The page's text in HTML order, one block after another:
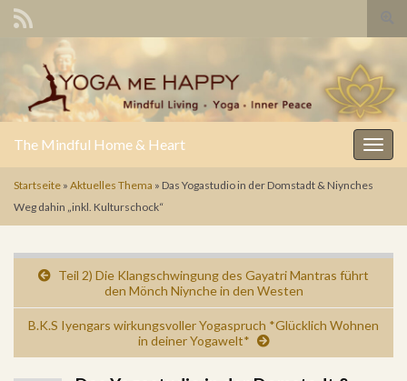
The Mindful Home & Heart
Startseite » Aktuelles Thema » Das Yogastudio in der Domstadt & Niynches
Weg dahin „inkl. Kulturschock“
Teil 2) Die Klangschwingung des Gayatri Mantras führt
den Mönch Niynche in den Westen
B.K.S Iyengars wirkungsvoller Yogaspruch *Glücklich Wohnen
in deiner Yogawelt*